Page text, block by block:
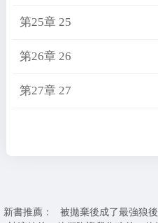
第25章 25
第26章 26
第27章 27
新書推薦： 被拋棄後成了最強狼後